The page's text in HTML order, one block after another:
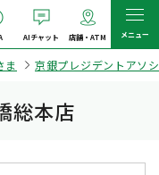
AIチャット 店舗・ATM メニュー
ま 京銀プレジデントアソ
総本店